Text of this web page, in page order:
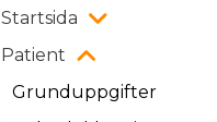
Startsida
Patient
Grunduppgifter